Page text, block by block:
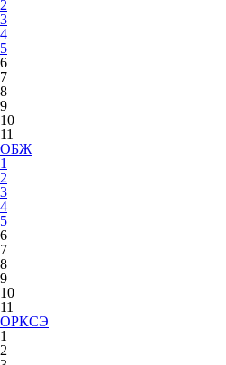
2
3
4
5
6
7
8
9
10
11
ОБЖ
1
2
3
4
5
6
7
8
9
10
11
ОРКСЭ
1
2